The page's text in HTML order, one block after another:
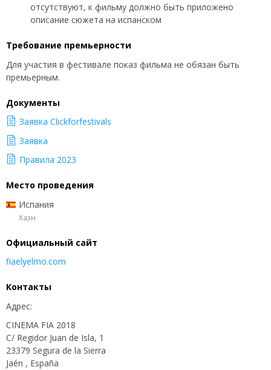
отсутствуют, к фильму должно быть приложено
описание сюжета на испанском
Требование премьерности
Для участия в фестивале показ фильма не обязан быть
премьерным.
Документы
Заявка Clickforfestivals
Заявка
Правила 2023
Место проведения
Испания
Хаэн
Официальный сайт
fiaelyelmo.com
Контакты
Адрес:
CINEMA FIA 2018
C/ Regidor Juan de Isla, 1
23379 Segura de la Sierra
Jaén , España